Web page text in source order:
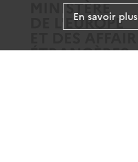
En savoir plus